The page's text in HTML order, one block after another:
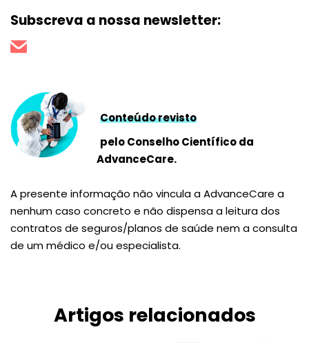
Subscreva a nossa newsletter:
Conteúdo revisto
pelo Conselho Científico da
AdvanceCare.
A presente informação não vincula a AdvanceCare a
nenhum caso concreto e não dispensa a leitura dos
contratos de seguros/planos de saúde nem a consulta
de um médico e/ou especialista.
Artigos relacionados